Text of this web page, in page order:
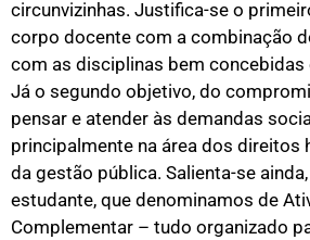
circunvizinhas. Justifica-se o
corpo docente com a combinação
com as disciplinas bem concebidas
Já o segundo objetivo, do
pensar e atender às demandas
principalmente na área dos direitos
da gestão pública. Salienta-se
estudante, que denominamos de
Complementar – tudo organizado